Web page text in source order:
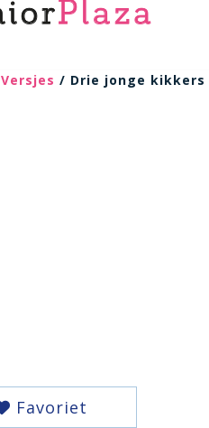
Versjes / Drie jonge kikkers
Favoriet